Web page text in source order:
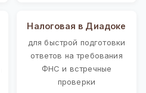
Налоговая в Диадоке
для быстрой подготовки
ответов на требования
ФНС и встречные
проверки